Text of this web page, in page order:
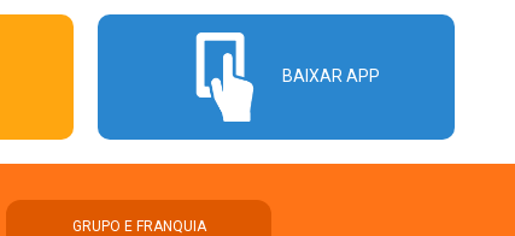
BAIXAR APP
GRUPO E FRANQUIA